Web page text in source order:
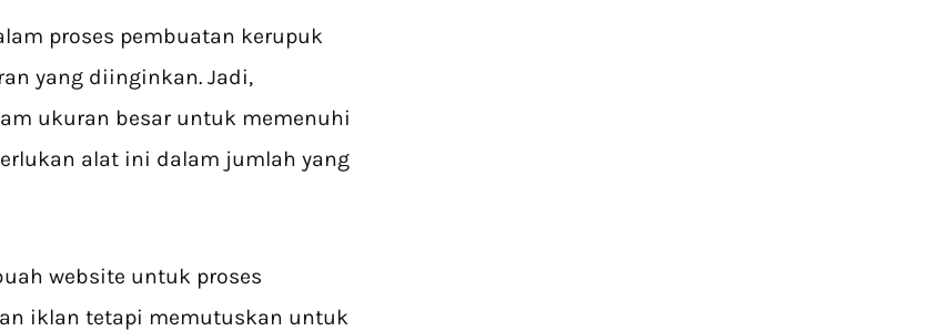
proses pembuatan kerupuk
yang diinginkan. Jadi,
ukuran besar untuk memenuhi
alat ini dalam jumlah yang
website untuk proses
iklan tetapi memutuskan untuk